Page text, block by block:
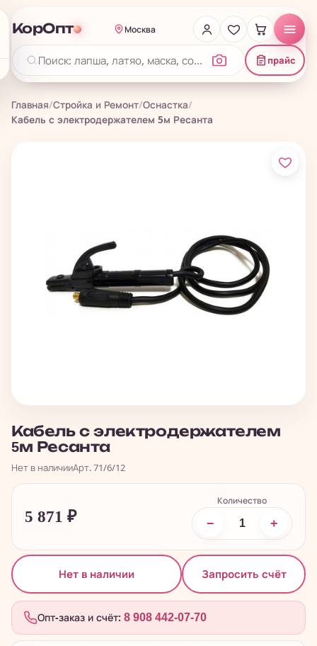
КорОпт Москва
прайс
Главная/Стройка и Ремонт/Оснастка/
Кабель с электродержателем 5м Ресанта
Кабель с электродержателем
5м Ресанта
Нет в наличииАрт. 71/6/12
5 871 ₽
Количество
− +
Нет в наличии Запросить счёт
Опт-заказ и счёт: 8 908 442-07-70